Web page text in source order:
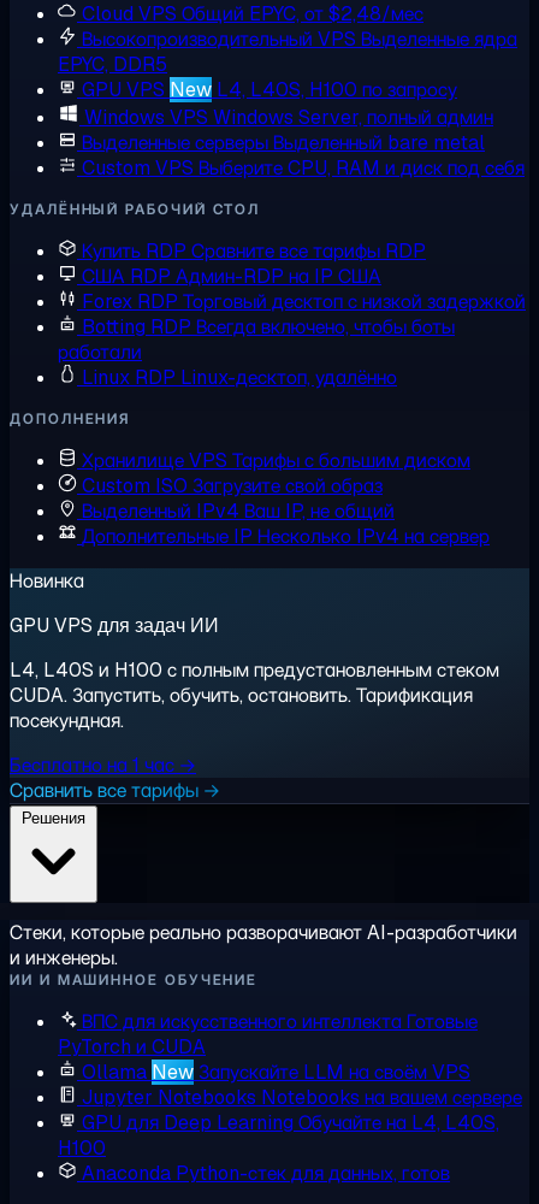
Cloud VPS Общий EPYC, от $2,48/мес
Высокопроизводительный VPS Выделенные ядра
EPYC, DDR5
GPU VPS New L4, L40S, H100 по запросу
Windows VPS Windows Server, полный админ
Выделенные серверыВыделенный bare metal
Custom VPS Выберите CPU, RAM и диск под себя
УДАЛЁННЫЙ РАБОЧИЙ СТОЛ
Купить RDP Сравните все тарифы RDP
США RDP Админ-RDP на IP США
Forex RDP Торговый десктоп с низкой задержкой
Botting RDP Всегда включено, чтобы боты
работали
Linux RDP Linux-десктоп, удалённо
ДОПОЛНЕНИЯ
Хранилище VPS Тарифы с большим диском
Custom ISO Загрузите свой образ
Выделенный IPv4 Ваш IP, не общий
Дополнительные IP Несколько IPv4 на сервер
Новинка
GPU VPS для задач ИИ
L4, L40S и H100 с полным предустановленным стеком
CUDA. Запустить, обучить, остановить. Тарификация
посекундная.
Бесплатно на 1 час →
Сравнить все тарифы →
Стеки, которые реально разворачивают AI-разработчики
и инженеры.
ИИ И МАШИННОЕ ОБУЧЕНИЕ
ВПС для искусственного интеллектаГотовые
PyTorch и CUDA
Ollama NewЗапускайте LLM на своём VPS
Jupyter Notebooks Notebooks на вашем сервере
GPU для Deep Learning Обучайте на L4, L40S,
H100
Anaconda Python-стек для данных, готов